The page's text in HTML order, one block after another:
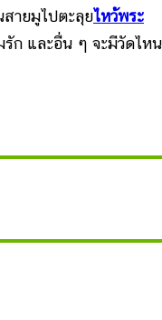
สายมูไปตะลุยไหว้พระ
รัก และอื่น ๆ จะมีวัดไห